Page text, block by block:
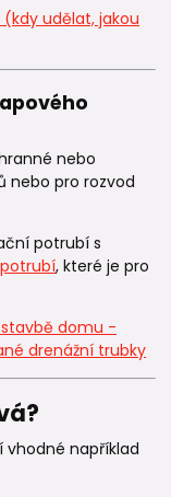
udělat, jakou
nebo
nebo pro rozvod
potrubí s
potrubí, které je pro
stavbě domu -
drenážní trubky
vhodné například